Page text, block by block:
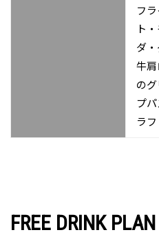
フ
ト
ダ
牛
の
プ
ラ
FREE DRINK PLAN